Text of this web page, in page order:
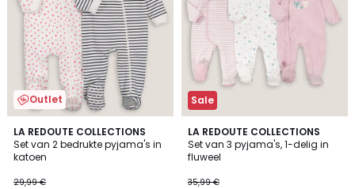
Outlet
LA REDOUTE COLLECTIONS
Set van 2 bedrukte pyjama's in
katoen
29,99 €
4,7
/ 5
Sale
LA REDOUTE COLLECTIONS
Set van 3 pyjama's, 1-delig in
fluweel
35,99 €
4,2
/ 5